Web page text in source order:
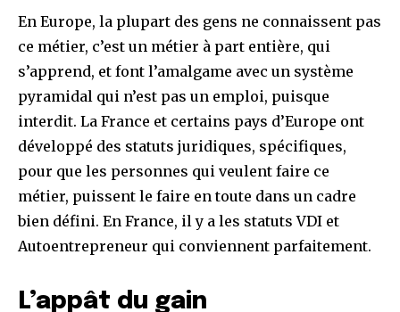
En Europe, la plupart des gens ne connaissent pas
ce métier, c’est un métier à part entière, qui
s’apprend, et font l’amalgame avec un système
pyramidal qui n’est pas un emploi, puisque
interdit. La France et certains pays d’Europe ont
développé des statuts juridiques, spécifiques,
pour que les personnes qui veulent faire ce
métier, puissent le faire en toute dans un cadre
bien défini. En France, il y a les statuts VDI et
Autoentrepreneur qui conviennent parfaitement.
L’appât du gain